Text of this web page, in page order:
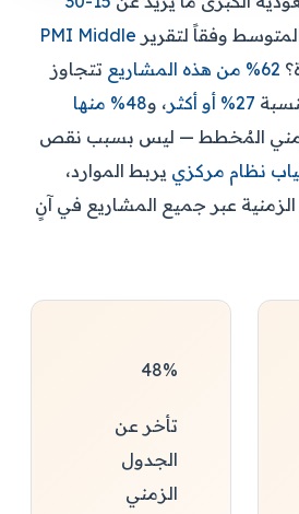
وفقاً لتقرير PMI Middle
62% من هذه المشاريع
تتجاوز
27% أو أكثر ، و48% منها
المُخطط — ليس بسبب نقص
نظام مركزي يربط الموارد،
الزمنية عبر جميع المشاريع في آنٍ
48%
تأخر عن
الجدول
الزمني